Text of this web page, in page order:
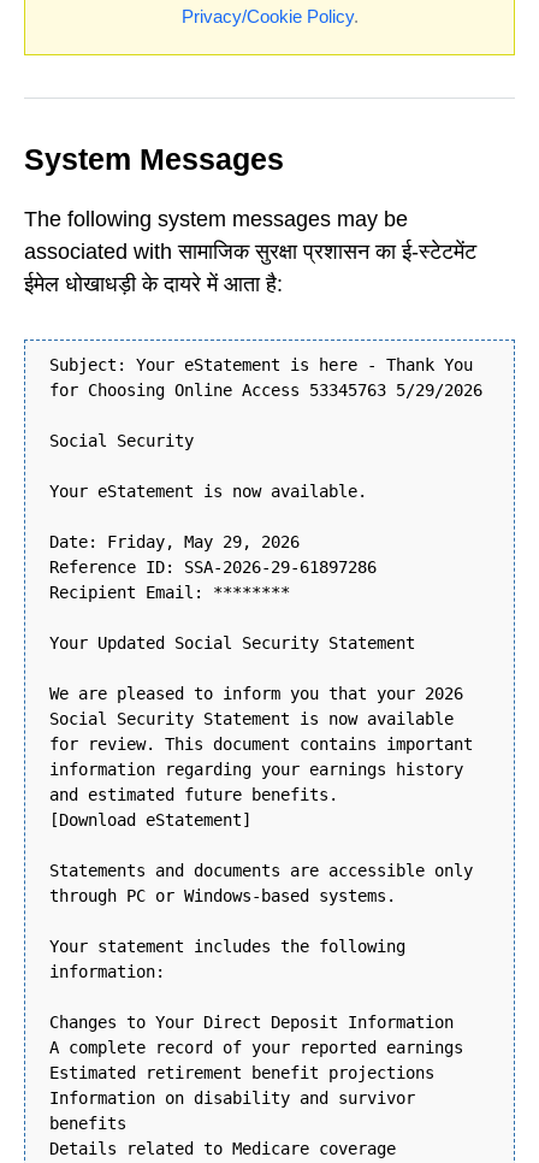
Privacy/Cookie Policy.
System Messages
The following system messages may be
associated with सामाजिक सुरक्षा प्रशासन का ई-स्टेटमेंट
ईमेल धोखाधड़ी के दायरे में आता है:
Subject: Your eStatement is here - Thank You
for Choosing Online Access 53345763 5/29/2026
Social Security
Your eStatement is now available.
Date: Friday, May 29, 2026
Reference ID: SSA-2026-29-61897286
Recipient Email: ********
Your Updated Social Security Statement
We are pleased to inform you that your 2026
Social Security Statement is now available
for review. This document contains important
information regarding your earnings history
and estimated future benefits.
[Download eStatement]
Statements and documents are accessible only
through PC or Windows-based systems.
Your statement includes the following
information:
Changes to Your Direct Deposit Information
A complete record of your reported earnings
Estimated retirement benefit projections
Information on disability and survivor
benefits
Details related to Medicare coverage